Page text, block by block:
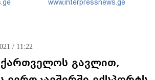
www.interpressnews.ge
/ 11:22
გავლით,